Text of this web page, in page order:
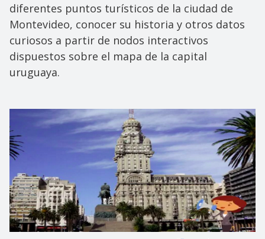
diferentes puntos turísticos de la ciudad de
Montevideo, conocer su historia y otros datos
curiosos a partir de nodos interactivos
dispuestos sobre el mapa de la capital
uruguaya.